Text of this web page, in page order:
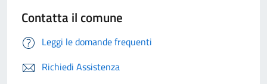
Contatta il comune
Leggi le domande frequenti
Richiedi Assistenza